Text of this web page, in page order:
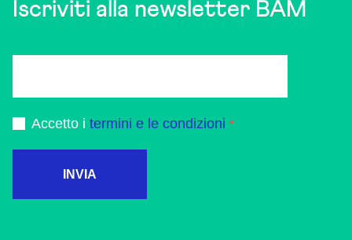
Iscriviti alla newsletter BAM
Accetto i termini e le condizioni
INVIA